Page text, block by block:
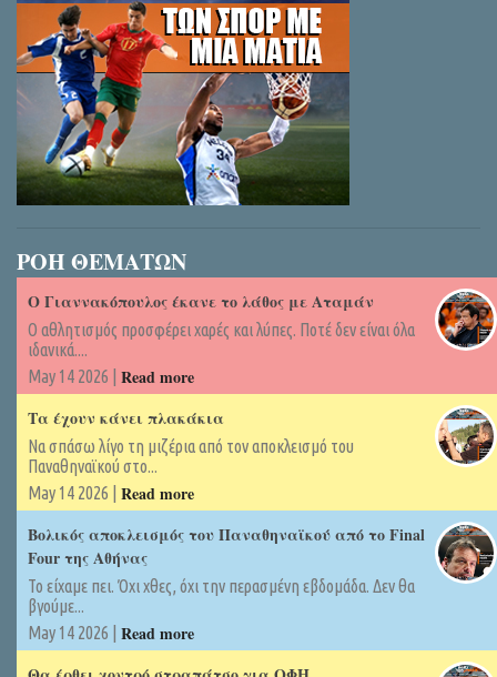
ΡΟΗ ΘΕΜΑΤΩΝ
Ο Γιαννακόπουλος έκανε το λάθος με Αταμάν
Ο αθλητισμός προσφέρει χαρές και λύπες. Ποτέ δεν είναι όλα
ιδανικά....
May 14 2026 | Read more
Τα έχουν κάνει πλακάκια
Να σπάσω λίγο τη μιζέρια από τον αποκλεισμό του
Παναθηναϊκού στο...
May 14 2026 | Read more
Βολικός αποκλεισμός του Παναθηναϊκού από το Final
Four της Αθήνας
Το είχαμε πει. Όχι χθες, όχι την περασμένη εβδομάδα. Δεν θα
βγούμε...
May 14 2026 | Read more